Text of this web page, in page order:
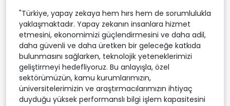
"Türkiye, yapay zekaya hem hırs hem de sorumlulukla
yaklaşmaktadır. Yapay zekanın insanlara hizmet
etmesini, ekonomimizi güçlendirmesini ve daha adil,
daha güvenli ve daha üretken bir geleceğe katkıda
bulunmasını sağlarken, teknolojik yeteneklerimizi
geliştirmeyi hedefliyoruz. Bu anlayışla, özel
sektörümüzün, kamu kurumlarımızın,
üniversitelerimizin ve araştırmacılarımızın ihtiyaç
duyduğu yüksek performanslı bilgi işlem kapasitesini